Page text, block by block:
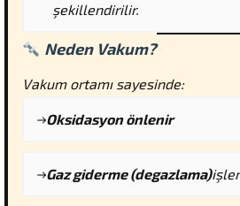
şekillendirilir.
Neden Vakum?
Vakum ortamı sayesinde:
Oksidasyon önlenir
Gaz giderme (degazlama)